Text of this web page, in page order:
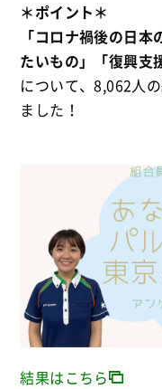
＊ポイント＊
「コロナ禍後の日
たいもの」「復興支
について、8,062人
ました！
結果はこちら